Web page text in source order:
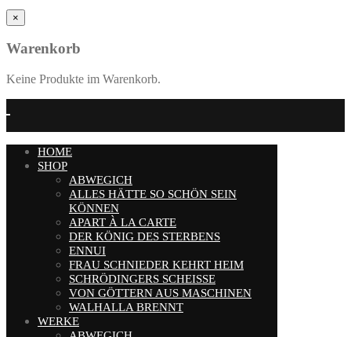
×
Warenkorb
Keine Produkte im Warenkorb.
HOME
SHOP
ABWEGICH
ALLES HÄTTE SO SCHÖN SEIN
KÖNNEN
APART À LA CARTE
DER KÖNIG DES STERBENS
ENNUI
FRAU SCHNIEDER KEHRT HEIM
SCHRÖDINGERS SCHEISSE
VON GÖTTERN AUS MASCHINEN
WALHALLA BRENNT
WERKE